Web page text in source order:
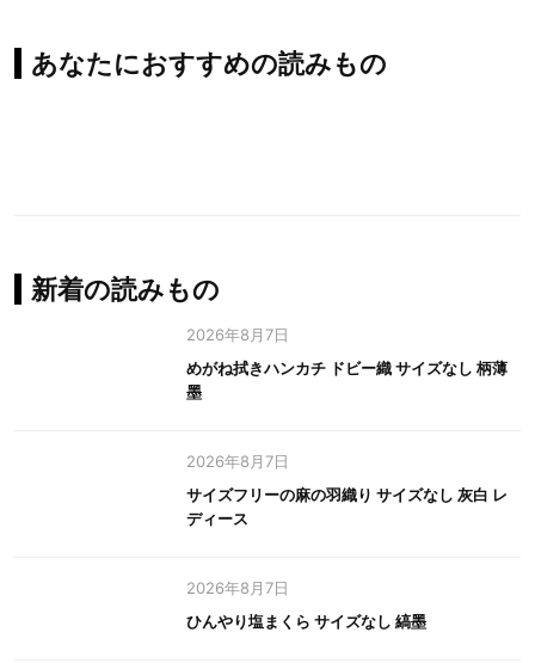
あなたにおすすめの読みもの
新着の読みもの
2026年8月7日
めがね拭きハンカチ ドビー織 サイズなし 柄薄
墨
2026年8月7日
サイズフリーの麻の羽織り サイズなし 灰白 レ
ディース
2026年8月7日
ひんやり塩まくら サイズなし 縞墨